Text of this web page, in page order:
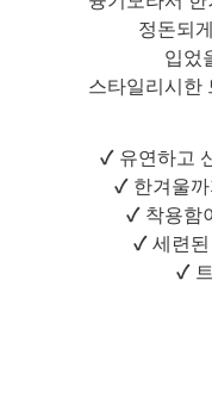
정돈되
입었
스타일리시한
✓유연하고
✓ 한겨울
✓ 착용함
✓세련
✓